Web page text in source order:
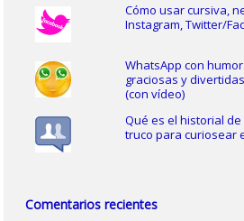
Cómo usar cursiva,
Instagram, Twitter/
WhatsApp con
graciosas y
(con vídeo)
Qué es el historial
truco para curiosear
Comentarios recientes